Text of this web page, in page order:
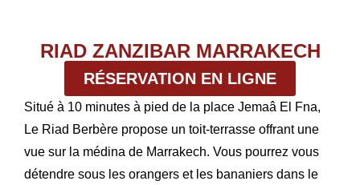
RIAD ZANZIBAR MARRAKECH
RÉSERVATION EN LIGNE
Situé à 10 minutes à pied de la place Jemaâ El Fna,
Le Riad Berbère propose un toit-terrasse offrant une
vue sur la médina de Marrakech. Vous pourrez vous
détendre sous les orangers et les bananiers dans le